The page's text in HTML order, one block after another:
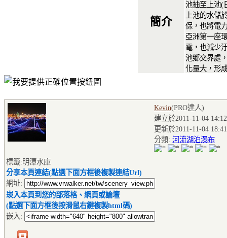
簡介
池抽至上池(
上池的水儲
保，也將電
亞洲第一座
電，也減少
池鄉交界處
化量大，形
Kevin(PRO達人)
建立於2011-11-04
更新於2011-11-04
分類: 河流湖泊瀑布
標籤:明潭水庫
分享本頁連結(點選下面方框後複製連結Url)
網址:
崁入本頁到您的部落格、網頁或論壇
(點選下面方框後按滑鼠右鍵複製html碼)
嵌入: